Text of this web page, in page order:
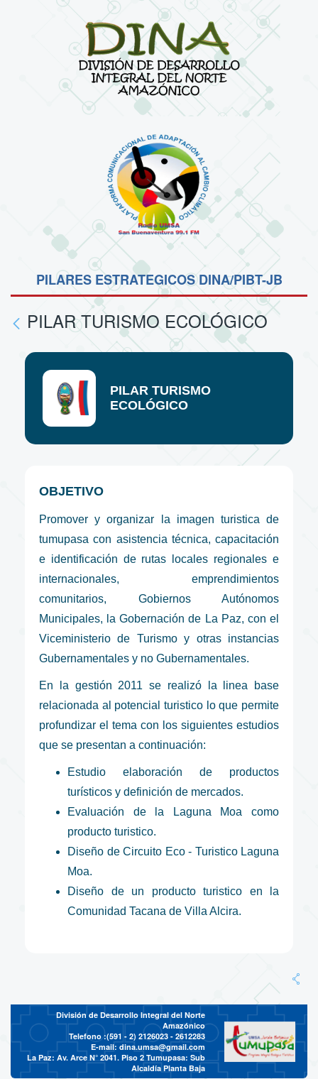
PILARES ESTRATEGICOS DINA/PIBT-JB
PILAR TURISMO ECOLÓGICO
PILAR TURISMO
ECOLÓGICO
OBJETIVO
Promover y organizar la imagen turistica de
tumupasa con asistencia técnica, capacitación
e identificación de rutas locales regionales e
internacionales, emprendimientos
comunitarios, Gobiernos Autónomos
Municipales, la Gobernación de La Paz, con el
Viceministerio de Turismo y otras instancias
Gubernamentales y no Gubernamentales.
En la gestión 2011 se realizó la linea base
relacionada al potencial turistico lo que permite
profundizar el tema con los siguientes estudios
que se presentan a continuación:
Estudio elaboración de productos
turísticos y definición de mercados.
Evaluación de la Laguna Moa como
producto turistico.
Diseño de Circuito Eco - Turistico Laguna
Moa.
Diseño de un producto turistico en la
Comunidad Tacana de Villa Alcira.
División de Desarrollo Integral del Norte
Amazónico
Telefono :(591 - 2) 2126023 - 2612283
E-mail: dina.umsa@gmail.com
La Paz: Av. Arce N° 2041. Piso 2 Tumupasa: Sub
Alcaldía Planta Baja